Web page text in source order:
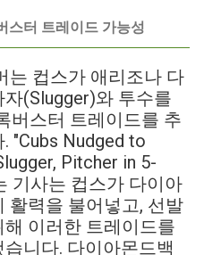
스터 트레이드 가능성
는 컵스가 애리조나 다
(Slugger)와 투수를
버스터 트레이드를 추
"Cubs Nudged to
Pitcher in 5-
기사는 컵스가 다이아
활력을 불어넣고, 선발
이러한 트레이드를
니다. 다이아몬드백